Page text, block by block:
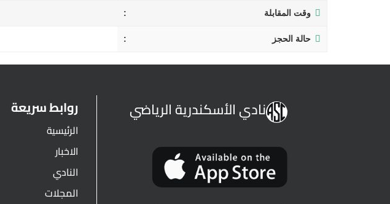
وقت المقابلة
حالة الحجز
نادي الأسكندرية الرياضي روابط سريعة
الرئيسية
الاخبار
النادي
المجلات